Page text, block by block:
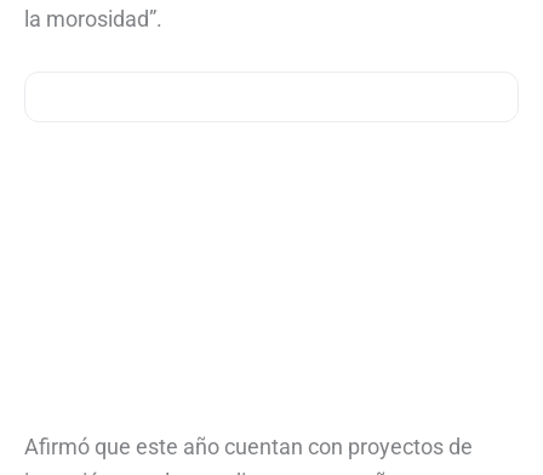
la morosidad”.
Afirmó que este año cuentan con proyectos de